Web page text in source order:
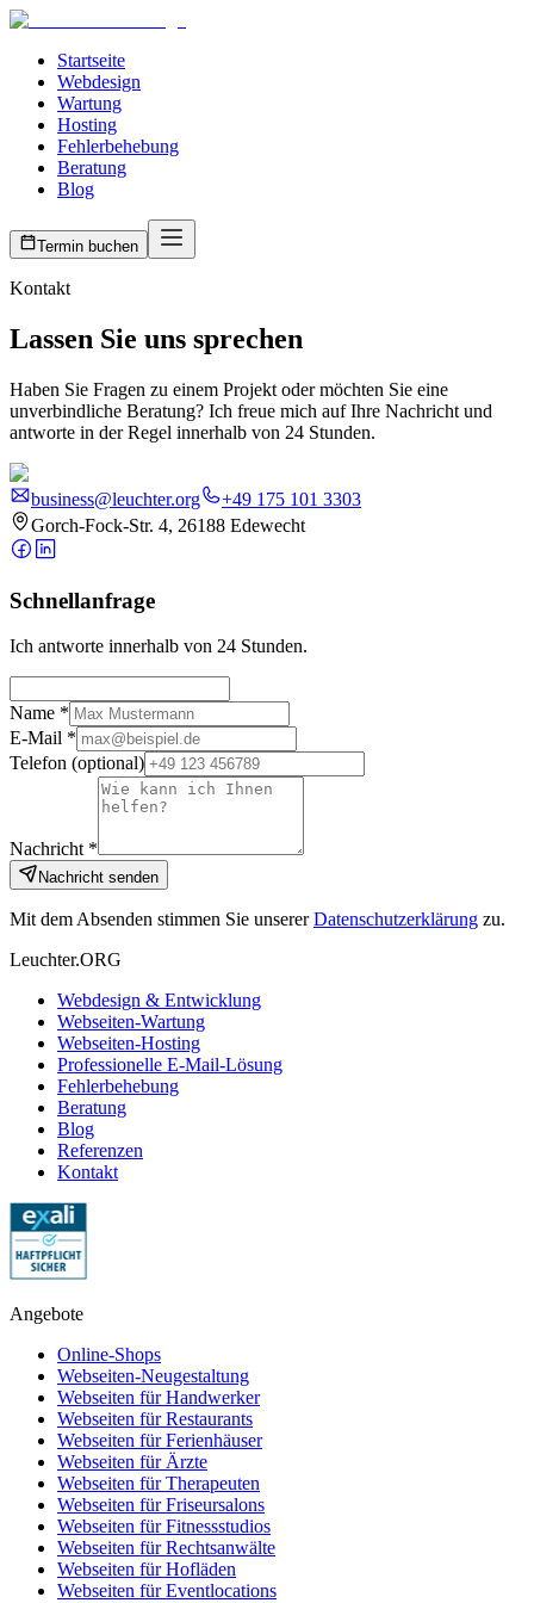
Startseite
Webdesign
Wartung
Hosting
Fehlerbehebung
Beratung
Blog
Termin buchen
Kontakt
Lassen Sie uns sprechen
Haben Sie Fragen zu einem Projekt oder möchten Sie eine
unverbindliche Beratung? Ich freue mich auf Ihre Nachricht und
antworte in der Regel innerhalb von 24 Stunden.
business@leuchter.org
+49 175 101 3303
Gorch-Fock-Str. 4, 26188 Edewecht
Schnellanfrage
Ich antworte innerhalb von 24 Stunden.
Name *
E-Mail *
Telefon (optional)
Nachricht *
Nachricht senden
Mit dem Absenden stimmen Sie unserer Datenschutzerklärung zu.
Leuchter.ORG
Webdesign & Entwicklung
Webseiten-Wartung
Webseiten-Hosting
Professionelle E-Mail-Lösung
Fehlerbehebung
Beratung
Blog
Referenzen
Kontakt
Angebote
Online-Shops
Webseiten-Neugestaltung
Webseiten für Handwerker
Webseiten für Restaurants
Webseiten für Ferienhäuser
Webseiten für Ärzte
Webseiten für Therapeuten
Webseiten für Friseursalons
Webseiten für Fitnessstudios
Webseiten für Rechtsanwälte
Webseiten für Hofläden
Webseiten für Eventlocations